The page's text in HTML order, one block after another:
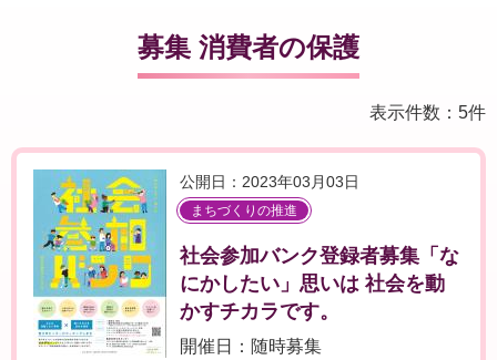
募集 消費者の保護
表示件数：5件
公開日：2023年03月03日
まちづくりの推進
社会参加バンク登録者募集「な
にかしたい」思いは 社会を動
かすチカラです。
開催日：随時募集